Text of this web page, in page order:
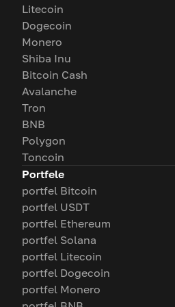
Litecoin
Dogecoin
Monero
Shiba Inu
Bitcoin Cash
Avalanche
Tron
BNB
Polygon
Toncoin
Portfele
portfel Bitcoin
portfel USDT
portfel Ethereum
portfel Solana
portfel Litecoin
portfel Dogecoin
portfel Monero